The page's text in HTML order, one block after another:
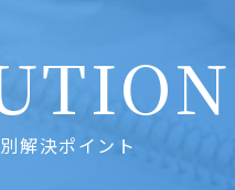
解決ポイント